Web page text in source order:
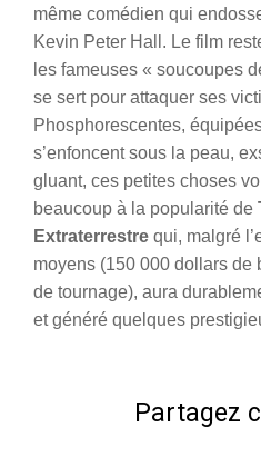
même comédien qui
Kevin Peter Hall. Le film
les fameuses « soucoupes
se sert pour attaquer ses
Phosphorescentes,
s’enfoncent sous la peau,
gluant, ces petites choses
beaucoup à la popularité de
Extraterrestre qui, malgré
moyens (150 000 dollars de
de tournage), aura
et généré quelques
Partagez